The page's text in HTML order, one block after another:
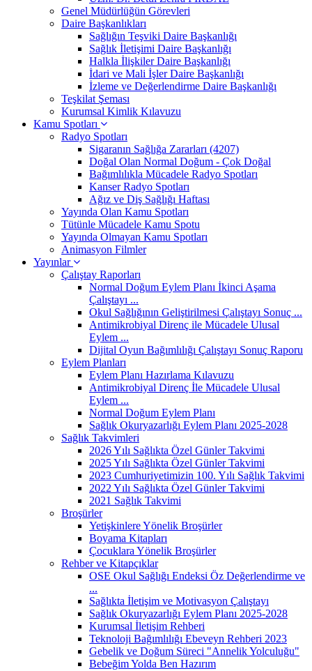
Genel Müdürlüğün Görevleri
Daire Başkanlıkları
Sağlığın Teşviki Daire Başkanlığı
Sağlık İletişimi Daire Başkanlığı
Halkla İlişkiler Daire Başkanlığı
İdari ve Mali İşler Daire Başkanlığı
İzleme ve Değerlendirme Daire Başkanlığı
Teşkilat Şeması
Kurumsal Kimlik Kılavuzu
Kamu Spotları
Radyo Spotları
Sigaranın Sağlığa Zararları (4207)
Doğal Olan Normal Doğum - Çok Doğal
Bağımlılıkla Mücadele Radyo Spotları
Kanser Radyo Spotları
Ağız ve Diş Sağlığı Haftası
Yayında Olan Kamu Spotları
Tütünle Mücadele Kamu Spotu
Yayında Olmayan Kamu Spotları
Animasyon Filmler
Yayınlar
Çalıştay Raporları
Normal Doğum Eylem Planı İkinci Aşama
Çalıştayı ...
Okul Sağlığının Geliştirilmesi Çalıştayı Sonuç ...
Antimikrobiyal Direnç ile Mücadele Ulusal
Eylem ...
Dijital Oyun Bağımlılığı Çalıştayı Sonuç Raporu
Eylem Planları
Eylem Planı Hazırlama Kılavuzu
Antimikrobiyal Direnç İle Mücadele Ulusal
Eylem ...
Normal Doğum Eylem Planı
Sağlık Okuryazarlığı Eylem Planı 2025-2028
Sağlık Takvimleri
2026 Yılı Sağlıkta Özel Günler Takvimi
2025 Yılı Sağlıkta Özel Günler Takvimi
2023 Cumhuriyetimizin 100. Yılı Sağlık Takvimi
2022 Yılı Sağlıkta Özel Günler Takvimi
2021 Sağlık Takvimi
Broşürler
Yetişkinlere Yönelik Broşürler
Boyama Kitapları
Çocuklara Yönelik Broşürler
Rehber ve Kitapçıklar
OSE Okul Sağlığı Endeksi Öz Değerlendirme ve
...
Sağlıkta İletişim ve Motivasyon Çalıştayı
Sağlık Okuryazarlığı Eylem Planı 2025-2028
Kurumsal İletişim Rehberi
Teknoloji Bağımlılığı Ebeveyn Rehberi 2023
Gebelik ve Doğum Süreci "Annelik Yolculuğu"
Bebeğim Yolda Ben Hazırım